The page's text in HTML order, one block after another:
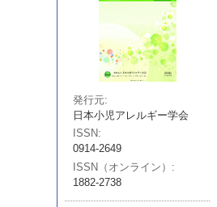
発行元
日本小児アレルギー学会
ISSN
0914-2649
ISSN（オンライン）
1882-2738